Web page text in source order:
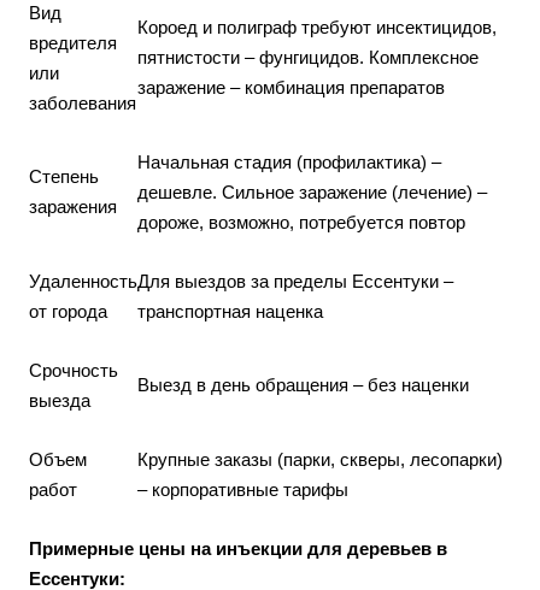
Вид
вредителя
или
заболевания
Короед и полиграф требуют инсектицидов,
пятнистости – фунгицидов. Комплексное
заражение – комбинация препаратов
Степень
заражения
Начальная стадия (профилактика) –
дешевле. Сильное заражение (лечение) –
дороже, возможно, потребуется повтор
Удаленность
от города
Для выездов за пределы Ессентуки –
транспортная наценка
Срочность
выезда
Выезд в день обращения – без наценки
Объем
работ
Крупные заказы (парки, скверы, лесопарки)
– корпоративные тарифы
Примерные цены на инъекции для деревьев в
Ессентуки: